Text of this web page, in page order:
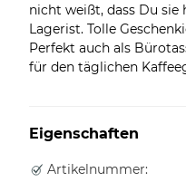
nicht weißt, dass Du sie
Lagerist. Tolle
Perfekt auch als
für den täglichen
Eigenschaften
Artikelnummer: